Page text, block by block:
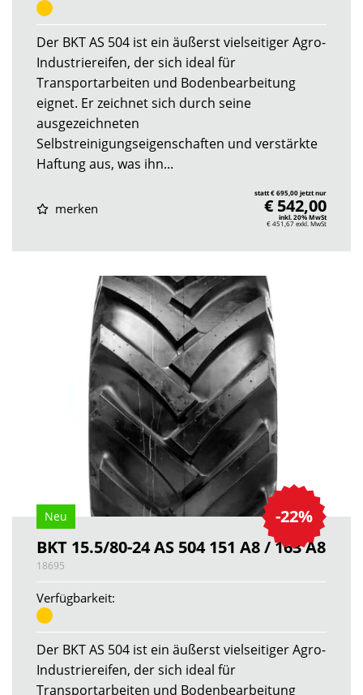
Der BKT AS 504 ist ein äußerst vielseitiger Agro-
Industriereifen, der sich ideal für
Transportarbeiten und Bodenbearbeitung
eignet. Er zeichnet sich durch seine
ausgezeichneten
Selbstreinigungseigenschaften und verstärkte
Haftung aus, was ihn...
merken
statt € 695,00 jetzt nur
€ 542,00
inkl. 20% MwSt
€ 451,67exkl. MwSt
-22%
Neu
BKT 15.5/80-24 AS 504 151 A8 / 163 A8
18695
Verfügbarkeit:
Der BKT AS 504 ist ein äußerst vielseitiger Agro-
Industriereifen, der sich ideal für
Transportarbeiten und Bodenbearbeitung